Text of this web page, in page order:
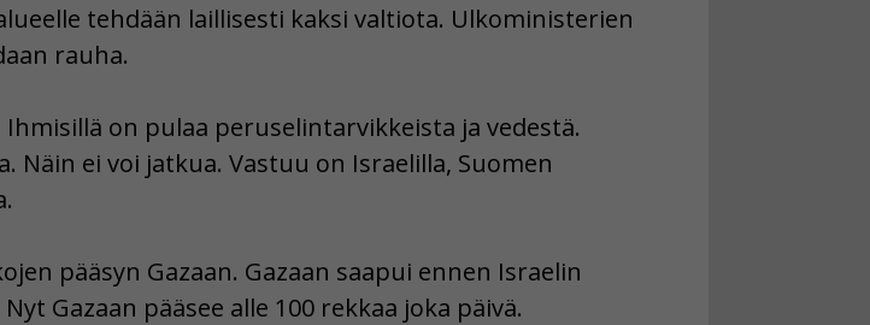
tehdään laillisesti kaksi valtiota. Ulkoministerien
rauha.
on pulaa peruselintarvikkeista ja vedestä.
Näin ei voi jatkua. Vastuu on Israelilla, Suomen
pääsyn Gazaan. Gazaan saapui ennen Israelin
Gazaan pääsee alle 100 rekkaa joka päivä.